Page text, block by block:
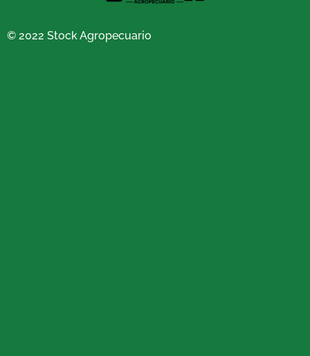
© 2022 Stock Agropecuario